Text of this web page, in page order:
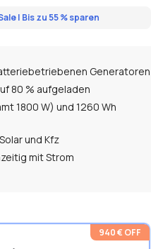
| Bis zu 55 % sparen
Generatoren
80 % aufgeladen
1800 W) und 1260 Wh
und Kfz
mit Strom
schlagen wir vor, dass Sie
gesetzlichen Anforderungen
Elektrofachleuten in
940 € OFF